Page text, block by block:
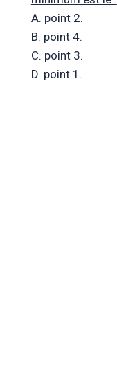
A. point 2.
B. point 4.
C. point 3.
D. point 1.